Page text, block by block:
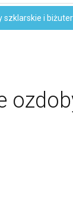
szklarskie i